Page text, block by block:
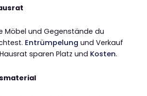
Möbel und Gegenstände du
Entrümpelung und Verkauf
sparen Platz und Kosten.